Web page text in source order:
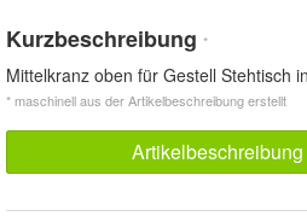
Kurzbeschreibung *
Mittelkranz oben für Gestell Stehtisch
* maschinell aus der Artikelbeschreibung erstellt